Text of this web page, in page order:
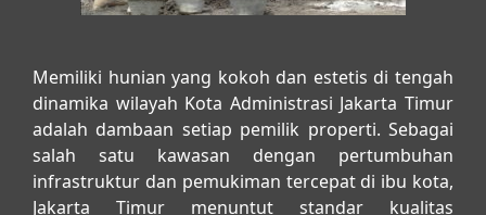
Memiliki hunian yang kokoh dan estetis di tengah
dinamika wilayah Kota Administrasi Jakarta Timur
adalah dambaan setiap pemilik properti. Sebagai
salah satu kawasan dengan pertumbuhan
infrastruktur dan pemukiman tercepat di ibu kota,
Jakarta Timur menuntut standar kualitas